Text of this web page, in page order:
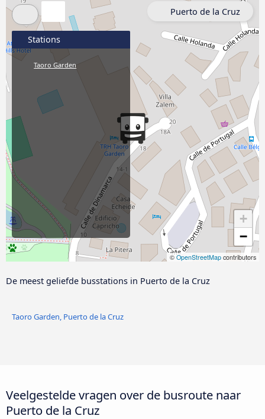
+
−
©OpenStreetMap contributors
Stations
Taoro Garden
Puerto de la Cruz
De meest geliefde busstations in Puerto de la Cruz
Taoro Garden, Puerto de la Cruz
Veelgestelde vragen over de busroute naar
Puerto de la Cruz